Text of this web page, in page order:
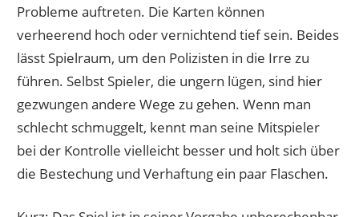
Probleme auftreten. Die Karten können
verheerend hoch oder vernichtend tief sein. Beides
lässt Spielraum, um den Polizisten in die Irre zu
führen. Selbst Spieler, die ungern lügen, sind hier
gezwungen andere Wege zu gehen. Wenn man
schlecht schmuggelt, kennt man seine Mitspieler
bei der Kontrolle vielleicht besser und holt sich über
die Bestechung und Verhaftung ein paar Flaschen.